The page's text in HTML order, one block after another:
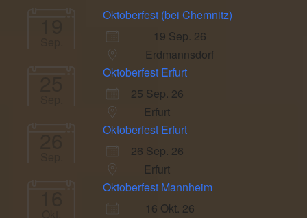
19
Oktoberfest (bei Chemnitz)
19 Sep. 26
Erdmannsdorf
25
Oktoberfest Erfurt
25 Sep. 26
Erfurt
26
Oktoberfest Erfurt
26 Sep. 26
Erfurt
16
Oktoberfest Mannheim
16 Okt. 26